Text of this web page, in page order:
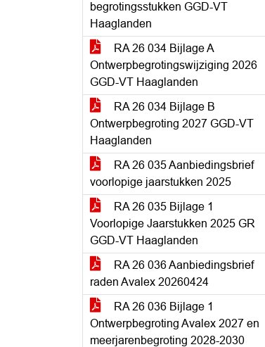
begrotingsstukken GGD-VT
Haaglanden
RA 26 034 Bijlage A
Ontwerpbegrotingswijziging 2026
GGD-VT Haaglanden
RA 26 034 Bijlage B
Ontwerpbegroting 2027 GGD-VT
Haaglanden
RA 26 035 Aanbiedingsbrief
voorlopige jaarstukken 2025
RA 26 035 Bijlage 1
Voorlopige Jaarstukken 2025 GR
GGD-VT Haaglanden
RA 26 036 Aanbiedingsbrief
raden Avalex 20260424
RA 26 036 Bijlage 1
Ontwerpbegroting Avalex 2027 en
meerjarenbegroting 2028-2030